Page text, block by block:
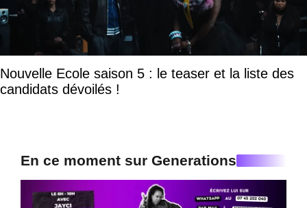
Nouvelle Ecole saison 5 : le teaser et la liste des
candidats dévoilés !
En ce moment sur Generations